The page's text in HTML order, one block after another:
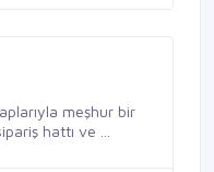
meşhur bir
hattı ve ...